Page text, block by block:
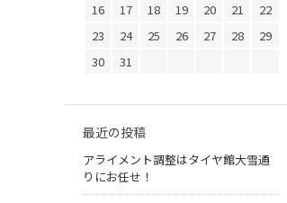
16
17 18 19 20 21
22
23
24 25 26 27 28
29
30
31
最近の投稿
アライメント調整はタイヤ館大雪通
りにお任せ！